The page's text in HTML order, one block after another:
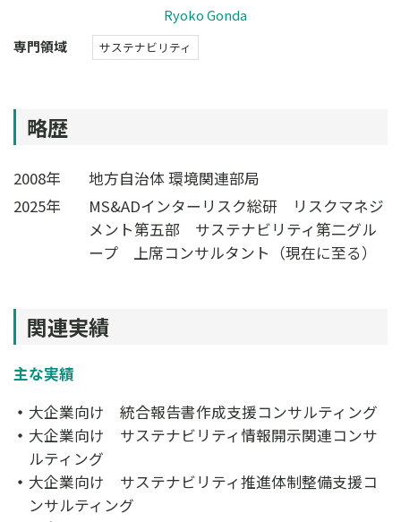
Ryoko Gonda
専門領域
サステナビリティ
略歴
2008年
地方自治体 環境関連部局
2025年
MS&ADインターリスク総研 リスクマネジ
メント第五部 サステナビリティ第二グル
ープ 上席コンサルタント（現在に至る）
関連実績
主な実績
大企業向け 統合報告書作成支援コンサルティング
大企業向け サステナビリティ情報開示関連コンサ
ルティング
大企業向け サステナビリティ推進体制整備支援コ
ンサルティング